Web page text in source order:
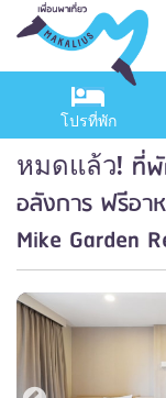
โปรที่พัก
หมดแล้ว! ที่
อลังการ ฟรีอ
Mike Garden